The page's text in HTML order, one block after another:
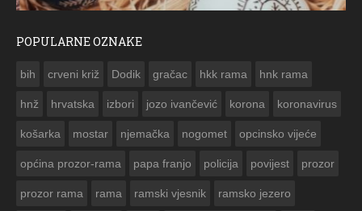
POPULARNE OZNAKE
bih crveni križ Dodik gračac hkk rama hnk rama
hnž hrvatska izbori jozo ivančević korona koronavirus
košarka mostar njemačka nogomet opcinsko vijeće
općina prozor-rama papa franjo policija povijest prozor
prozor rama rama ramski vjesnik ramsko jezero